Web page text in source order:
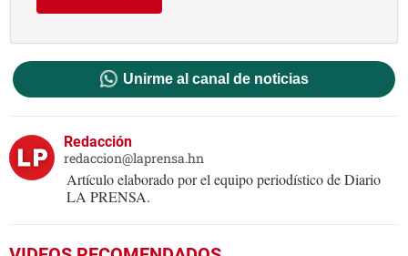
Unirme al canal de noticias
Redacción
redaccion@laprensa.hn
Artículo elaborado por el equipo periodístico de Diario
LA PRENSA.